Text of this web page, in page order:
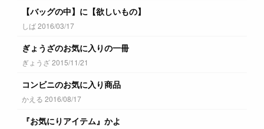
【バッグの中】に【欲しいもの】
しば 2016/03/17
ぎょうざのお気に入りの一冊
ぎょうざ 2015/11/21
コンビニのお気に入り商品
かえる 2016/08/17
『お気にりアイテム』かよ